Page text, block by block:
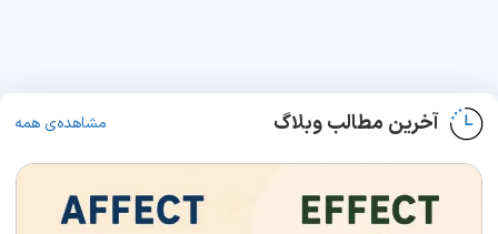
آخرین مطالب وبلاگ مشاهده‌ی همه